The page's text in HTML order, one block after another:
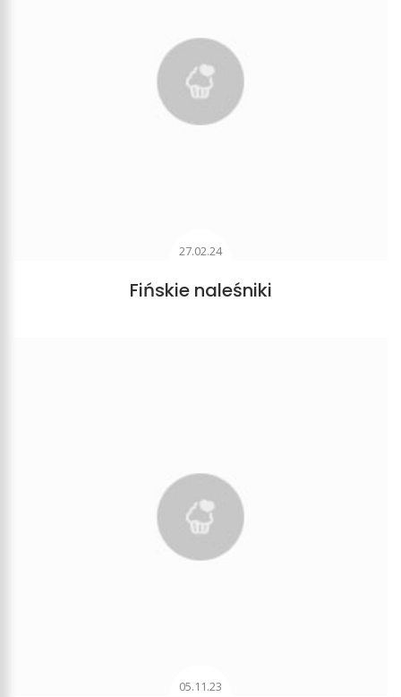
27.02.24
Fińskie naleśniki
05.11.23